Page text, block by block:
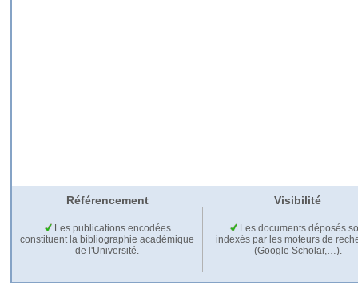
Référencement Visibilité
Les publications encodées
constituent la bibliographie académique
de l'Université.
Les documents déposés
indexés par les moteurs de
(Google Scholar,…).